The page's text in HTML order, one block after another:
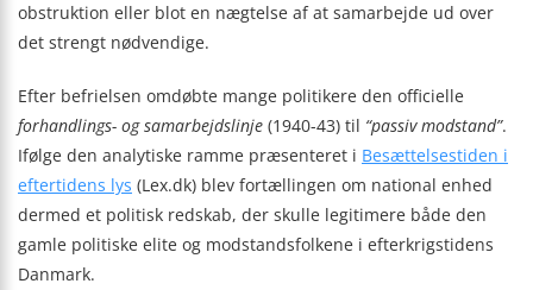
obstruktion eller blot en nægtelse af at samarbejde ud over
det strengt nødvendige.
Efter befrielsen omdøbte mange politikere den officielle
forhandlings- og samarbejdslinje (1940-43) til “passiv modstand”.
Ifølge den analytiske ramme præsenteret i Besættelsestiden i
eftertidens lys (Lex.dk) blev fortællingen om national enhed
dermed et politisk redskab, der skulle legitimere både den
gamle politiske elite og modstandsfolkene i efterkrigstidens
Danmark.